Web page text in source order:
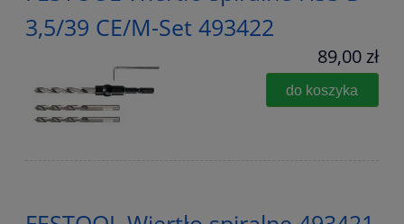
3,5/39 CE/M-Set 493422
89,00 zł
do koszyka